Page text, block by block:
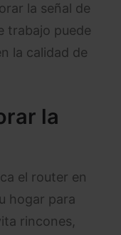
la señal de
trabajo puede
la calidad de
la
el router en
hogar para
rincones,